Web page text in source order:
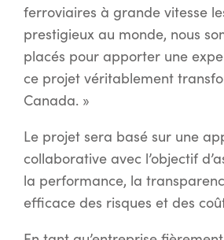
ferroviaires à grande vitesse
prestigieux au monde, nous
placés pour apporter une
ce projet véritablement
Canada. »
Le projet sera basé sur une
collaborative avec l’objectif
la performance, la
efficace des risques et des